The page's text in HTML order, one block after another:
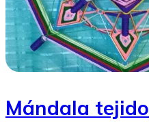
Mándala tejido